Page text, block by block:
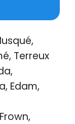
Terreux
Edam,